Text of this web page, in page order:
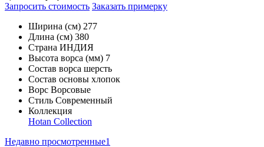
Запросить стоимость Заказать примерку
Ширина (см) 277
Длина (см) 380
Страна ИНДИЯ
Высота ворса (мм) 7
Состав ворса шерсть
Состав основы хлопок
Ворс Ворсовые
Стиль Современный
Коллекция
Hotan Collection
Недавно просмотренные1